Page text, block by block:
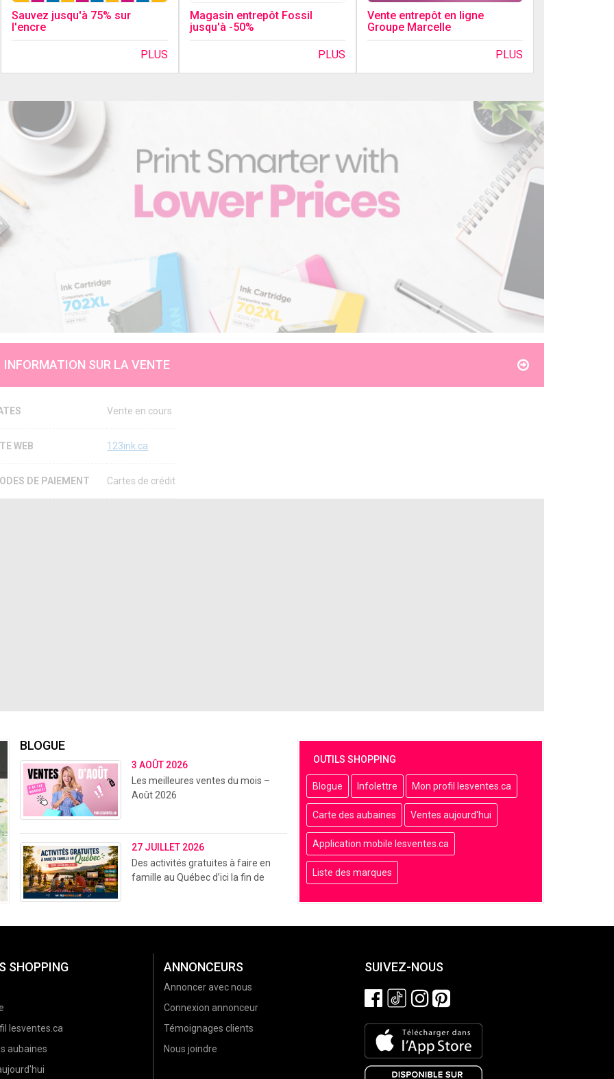
Sauvez jusqu'à 75% sur
l'encre
PLUS
Magasin entrepôt Fossil
jusqu'à -50%
PLUS
Vente entrepôt en ligne
Groupe Marcelle
PLUS
INFORMATION SUR LA VENTE
Vente en cours
WEB 123ink.ca
DE PAIEMENT Cartes de crédit
OUTILS SHOPPING
Blogue Infolettre Mon profil lesventes.ca
Carte des aubaines Ventes aujourd'hui
Application mobile lesventes.ca
Liste des marques
BLOGUE
3 AOÛT 2026
Les meilleures ventes du mois –
Août 2026
27 JUILLET 2026
Des activités gratuites à faire en
famille au Québec d’ici la fin de
SHOPPING
lesventes.ca
aubaines
ANNONCEURS
Annoncer avec nous
Connexion annonceur
Témoignages clients
Nous joindre
SUIVEZ-NOUS